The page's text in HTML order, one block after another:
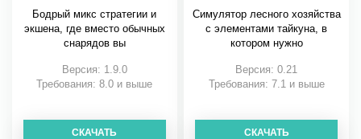
Бодрый микс стратегии и
экшена, где вместо обычных
снарядов вы
Версия: 1.9.0
Требования: 8.0 и выше
СКАЧАТЬ
Симулятор лесного хозяйства
с элементами тайкуна, в
котором нужно
Версия: 0.21
Требования: 7.1 и выше
СКАЧАТЬ